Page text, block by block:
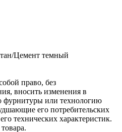
Цемент темный
право, без
вносить изменения в
фурнитуры или технологию
его потребительских
технических характеристик.